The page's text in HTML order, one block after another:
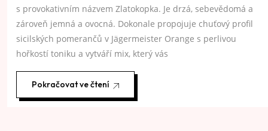
s provokativním názvem Zlatokopka. Je drzá, sebevědomá a
zároveň jemná a ovocná. Dokonale propojuje chuťový profil
sicilských pomerančů v Jägermeister Orange s perlivou
hořkostí toniku a vytváří mix, který vás
Pokračovat ve čtení